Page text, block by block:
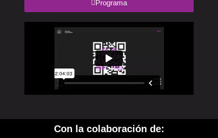
Programa
Con la colaboración de: